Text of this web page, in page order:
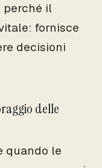
perché il
fornisce
decisioni
delle
quando le